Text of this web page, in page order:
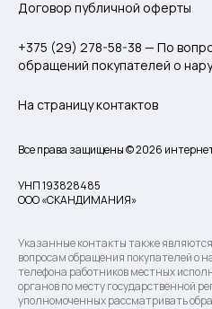
Договор публичной оферты
+375 (29) 278-58-38 — По
обращений покупателей о
На страницу контактов
Все права защищены © 2026
УНП 193828485
ООО «СКАНДИМАНИЯ»
Указанные контакты также
вопросам обращения покупателей о
телефона работников местных
органов по месту государственной
уполномоченных рассматривать